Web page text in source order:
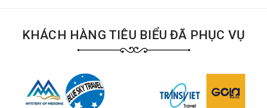
KHÁCH HÀNG TIÊU BIỂU ĐÃ PHỤC VỤ